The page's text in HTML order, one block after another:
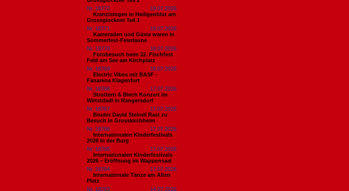
Nr. 18772
19.07.2026
Kranzlsingen in Heiligenblut am
Grossglockner Teil 1
Nr. 18771
19.07.2026
Kameraden und Gäste waren in
Sommerfest-Feierlaune
Nr. 18770
18.07.2026
Fotobesuch beim 22. Fischfest
Feld am See am Kirchplatz
Nr. 18769
18.07.2026
Electric Vibes mit BASF -
Fanarena Klagenfurt
Nr. 18768
17.07.2026
Strottern & Blech Konzert im
Wirtstdadl in Rangersdorf
Nr. 18767
17.07.2026
Bruder David Steindl Rast zu
Besuch in Grosskirchheim
Nr. 18766
17.07.2026
Internationalen Kinderfestivals
2026 in der Burg
Nr. 18765
17.07.2026
Internationalen Kinderfestivals
2026 – Eröffnung im Wappensaal
Nr. 18764
17.07.2026
Internationale Tänze am Alten
Platz
Nr. 18763
14.07.2026